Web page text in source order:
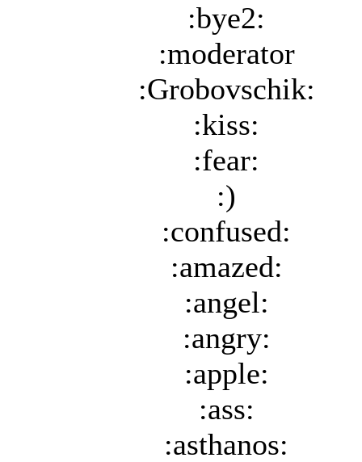
:bye2:
:moderator
:Grobovschik:
:kiss:
:fear:
:)
:confused:
:amazed:
:angel:
:angry:
:apple:
:ass:
:asthanos: